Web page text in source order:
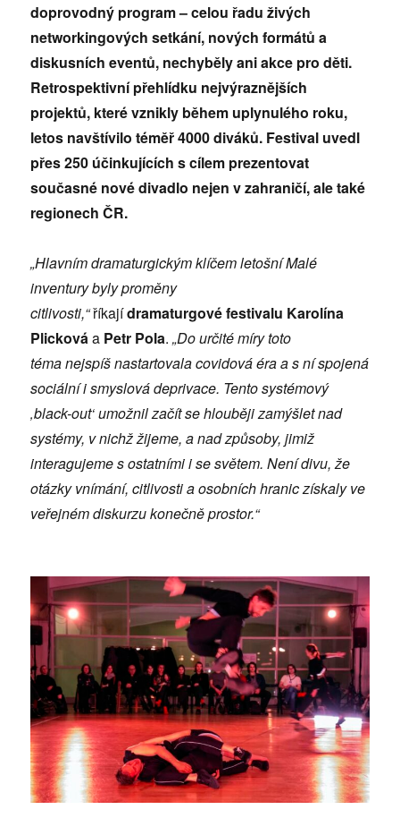
doprovodný program – celou řadu živých
networkingových setkání, nových formátů a
diskusních eventů, nechyběly ani akce pro děti.
Retrospektivní přehlídku nejvýraznějších
projektů, které vznikly během uplynulého roku,
letos navštívilo téměř4000 diváků. Festival uvedl
přes 250 účinkujících s cílem prezentovat
současné nové divadlo nejen v zahraničí, ale také
regionech ČR.
„Hlavním dramaturgickým klíčem letošní Malé
inventury byly proměny
citlivosti,“říkajídramaturgové festivalu Karolína
Plickováa Petr Pola.„Do určité míry toto
téma nejspíš nastartovala covidová éra a s ní spojená
sociální i smyslová deprivace. Tento systémový
‚black-out‘ umožnil začít se hlouběji zamýšlet nad
systémy, v nichž žijeme, a nad způsoby, jimiž
interagujeme s ostatními i se světem. Není divu, že
otázky vnímání, citlivosti a osobních hranic získaly ve
veřejném diskurzu konečně prostor.“